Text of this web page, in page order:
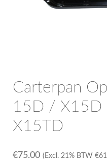
Carterpan
15D /
X15TD
€75.00 (Excl. 21% BTW €